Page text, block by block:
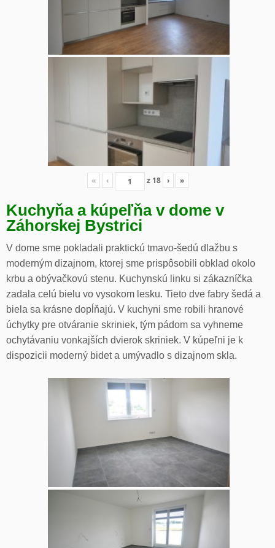
« ‹ z 18 › »
Kuchyňa a kúpeľňa v dome v
Záhorskej Bystrici
V dome sme pokladali praktickú tmavo-šedú dlažbu s
moderným dizajnom, ktorej sme prispôsobili obklad okolo
krbu a obývačkovú stenu. Kuchynskú linku si zákazníčka
zadala celú bielu vo vysokom lesku. Tieto dve fabry šedá a
biela sa krásne dopĺňajú. V kuchyni sme robili hranové
úchytky pre otváranie skriniek, tým pádom sa vyhneme
ochytávaniu vonkajších dvierok skriniek. V kúpeľni je k
dispozicii moderný bidet a umývadlo s dizajnom skla.